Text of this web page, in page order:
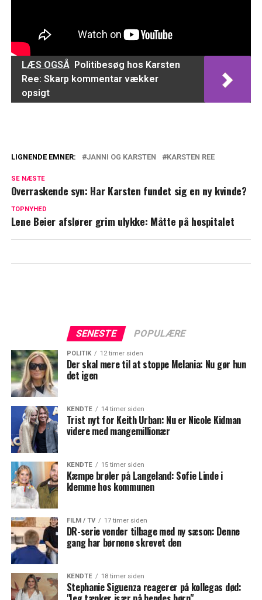
LÆS OGSÅ Politibesøg hos Karsten
Ree: Skarp kommentar vækker
opsigt
afsløring: Skete mens hun stadig var gift
med Karsten Ree
Karsten Rees vilde gave vækker opsigt:
kaldte det et 'tak for loyalitet'
LIGNENDE EMNER: JANNI OG KARSTEN KARSTEN REE
SE NÆSTE
Overraskende syn: Har Karsten fundet sig en ny kvinde?
TOPNYHED
Lene Beier afslører grim ulykke: Måtte på hospitalet
SENESTE POPULÆRE
POLITIK 12 timer siden
Der skal mere til at stoppe Melania: Nu gør hun
det igen
KENDTE 14 timer siden
Trist nyt for Keith Urban: Nu er Nicole Kidman
videre med mangemillionær
KENDTE 15 timer siden
Kæmpe brøler på Langeland: Sofie Linde i
klemme hos kommunen
FILM / TV 17 timer siden
DR-serie vender tilbage med ny sæson: Denne
gang har børnene skrevet den
KENDTE 18 timer siden
Stephanie Siguenza reagerer på kollegas død: